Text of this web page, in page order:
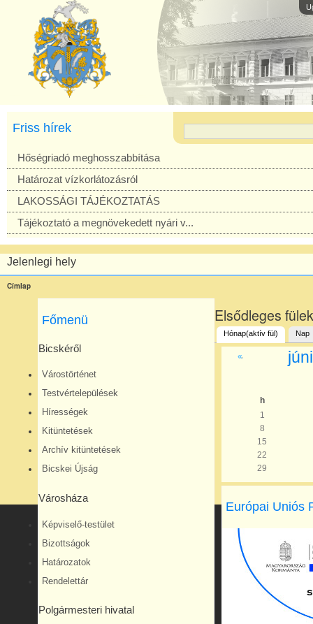
Friss hírek
Hőségriadó meghosszabbítása
Határozat vízkorlátozásról
LAKOSSÁGI TÁJÉKOZTATÁS
Tájékoztató a megnövekedett nyári v...
Jelenlegi hely
Címlap
Főmenü
Bicskéről
Várostörténet
Testvértelepülések
Hírességek
Kitüntetések
Archív kitüntetések
Bicskei Újság
Városháza
Képviselő-testület
Bizottságok
Határozatok
Rendelettár
Polgármesteri hivatal
Elsődleges
Hónap(aktív fül) Nap
«
h
1
8
15
22
29
Európai Uniós